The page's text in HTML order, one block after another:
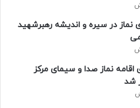
در سیره و اندیشه رهبرشهید
نماز صدا و سیمای مرکز
شد